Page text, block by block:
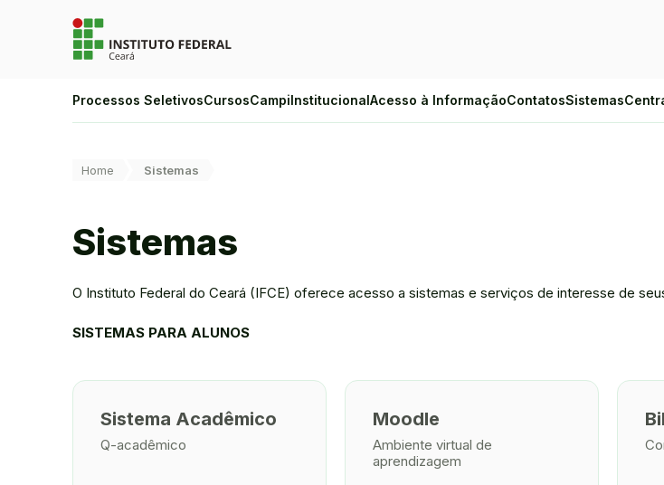
Ir para a busca
Ir para o menu principal
Ir para o conteúdo
Alto Contraste
Login da Área Administrativa
Acessibilidade
Processos SeletivosCursosCampiInstitucionalAcesso à InformaçãoContatosSistemas
Você está aqui:
Home Sistemas
Sistemas
O Instituto Federal do Ceará (IFCE) oferece acesso a sistemas e serviços de interesse de
SISTEMAS PARA ALUNOS
Sistema Acadêmico
Q-acadêmico
Moodle
Ambiente virtual de
aprendizagem